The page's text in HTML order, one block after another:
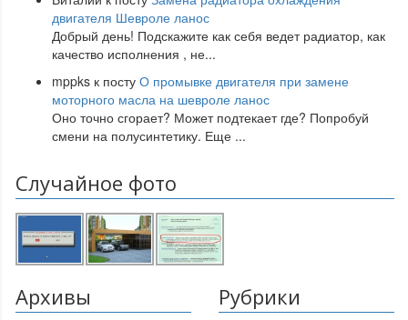
двигателя Шевроле ланос
Добрый день! Подскажите как себя ведет радиатор, как
качество исполнения , не...
mppks к посту О промывке двигателя при замене
моторного масла на шевроле ланос
Оно точно сгорает? Может подтекает где? Попробуй
смени на полусинтетику. Еще ...
Случайное фото
Архивы Рубрики